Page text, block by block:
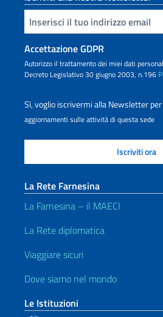
Inserisci la tua email
Accettazione GDPR
Autorizzo il trattamento dei miei dati
Decreto Legislativo 30 giugno 2003, n.196
Sì, voglio iscrivermi alla Newsletter
aggiornamenti sulle attività di questa sede
La Rete Farnesina
La Farnesina – il MAECI
La Rete diplomatica
Viaggiare sicuri
Dove siamo nel mondo
Le Istituzioni